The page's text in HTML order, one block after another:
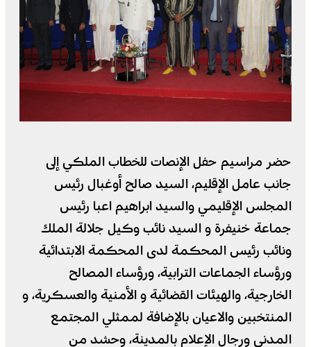
حضر مراسيم حفل الإنصات للخطاب الملكي إلى
جانب عامل الإقليم، السيد صالح أوغبال رئيس
المجلس الإقليمي والسيد ابراهيم اعبا رئيس
جماعة خنيفرة و السيد نائب وكيل جلالة الملك
ونائب رئيس المحكمة لدى المحكمة الابتدائية
ورؤساء الجماعات الترابية، ورؤساء المصالح
الخارجية، والهيئات القضائية و الأمنية والعسكرية، و
المنتخبين والاعيان بالإضافة لممثلي المجتمع
المدني ورجال الإعلام بالمدينة، وحشد من